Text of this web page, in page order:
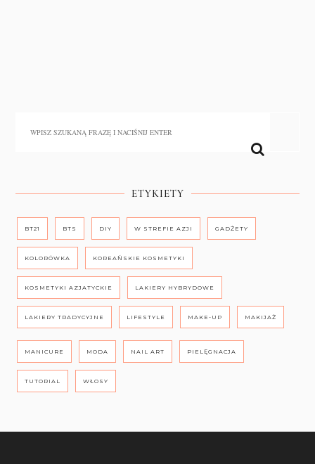
ETYKIETY
BT21 BTS DIY W STREFIE AZJI GADŻETY
KOLORÓWKA KOREAŃSKIE KOSMETYKI
KOSMETYKI AZJATYCKIE LAKIERY HYBRYDOWE
LAKIERY TRADYCYJNE LIFESTYLE MAKE-UP MAKIJAŻ
MANICURE MODA NAIL ART PIELĘGNACJA
TUTORIAL WŁOSY